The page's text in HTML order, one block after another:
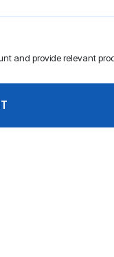
and provide relevant